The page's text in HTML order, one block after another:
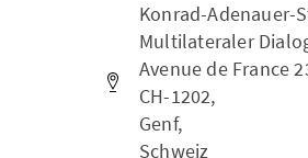
Konrad-Adenauer-
Multilateraler
Avenue de France
CH-1202,
Genf,
Schweiz